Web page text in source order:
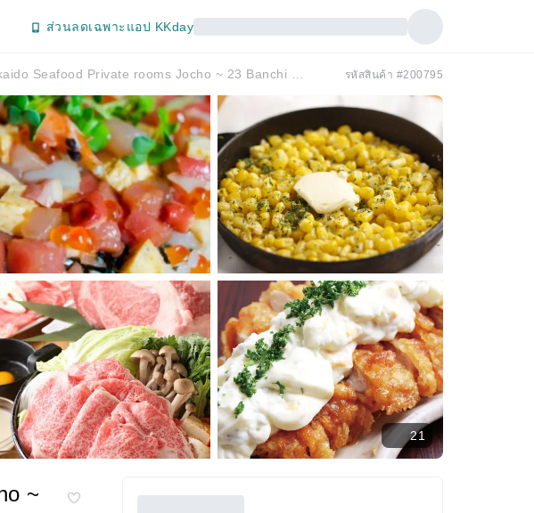
ส่วนลดเฉพาะแอป KKday
รหัสสินค้า #200795
21
~